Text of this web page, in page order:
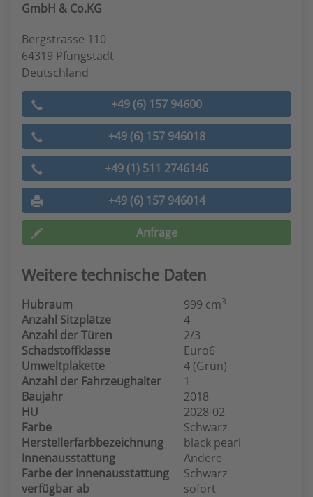
GmbH & Co.KG
Bergstrasse 110
64319 Pfungstadt
Deutschland
+49 (6) 157 94600
+49 (6) 157 946018
+49 (1) 511 2746146
+49 (6) 157 946014
Anfrage
Weitere technische Daten
Hubraum 999 cm3
Anzahl Sitzplätze
4
Anzahl der Türen
2/3
Schadstoffklasse
Euro6
Umweltplakette
4 (Grün)
Anzahl der Fahrzeughalter
1
Baujahr
2018
HU
2028-02
Farbe
Schwarz
Herstellerfarbbezeichnung
black pearl
Innenausstattung
Andere
Farbe der Innenausstattung
Schwarz
verfügbar ab
sofort